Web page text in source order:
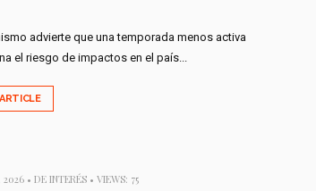
advierte que una temporada menos activa
el riesgo de impactos en el país...
2026 • DE INTERÉS• VIEWS: 75